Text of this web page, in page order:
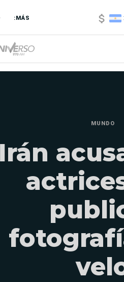
:MÁS
MUNDO
Irán